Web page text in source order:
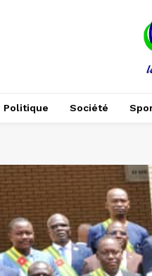
Politique Société